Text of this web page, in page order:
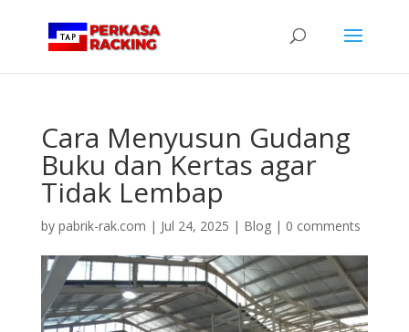
Cara Menyusun Gudang
Buku dan Kertas agar
Tidak Lembap
by pabrik-rak.com | Jul 24, 2025 | Blog| 0 comments